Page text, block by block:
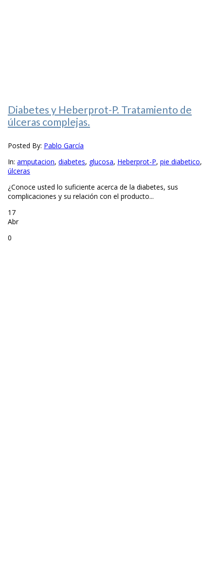
Diabetes y Heberprot-P. Tratamiento de
úlceras complejas.
Posted By: Pablo García
In: amputacion, diabetes, glucosa, Heberprot-P, pie diabetico,
úlceras
¿Conoce usted lo suficiente acerca de la diabetes, sus
complicaciones y su relación con el producto...
17
Abr
0